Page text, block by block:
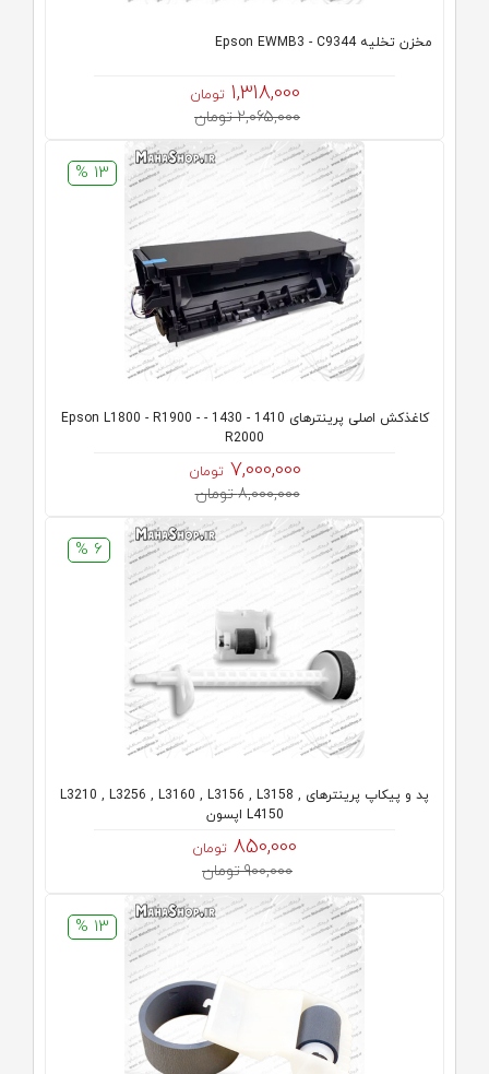
مخزن تخلیه Epson EWMB3 - C9344
1,318,000 تومان
2,065,000 تومان
13 %
کاغذکش اصلی پرینترهای 1410 - 1430 - Epson L1800 - R1900 -
R2000
7,000,000 تومان
8,000,000 تومان
6 %
پد و پیکاپ پرینترهای L3210 , L3256 , L3160 , L3156 , L3158 ,
L4150 اپسون
850,000 تومان
900,000 تومان
13 %